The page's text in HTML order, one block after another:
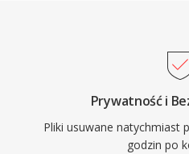
Prywatność i
Pliki usuwane natychmiast
godzin po